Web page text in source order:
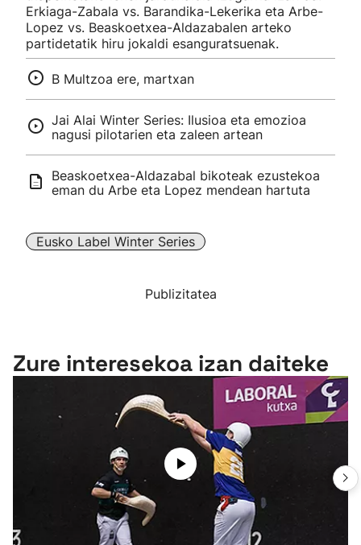
"Helmuga"
Erkiaga-Zabala vs. Barandika-Lekerika eta Arbe-
Lopez vs. Beaskoetxea-Aldazabalen arteko
partidetatik hiru jokaldi esanguratsuenak.
B Multzoa ere, martxan
Jai Alai Winter Series: Ilusioa eta emozioa
nagusi pilotarien eta zaleen artean
Beaskoetxea-Aldazabal bikoteak ezustekoa
eman du Arbe eta Lopez mendean hartuta
Eusko Label Winter Series
Publizitatea
Zure interesekoa izan daiteke